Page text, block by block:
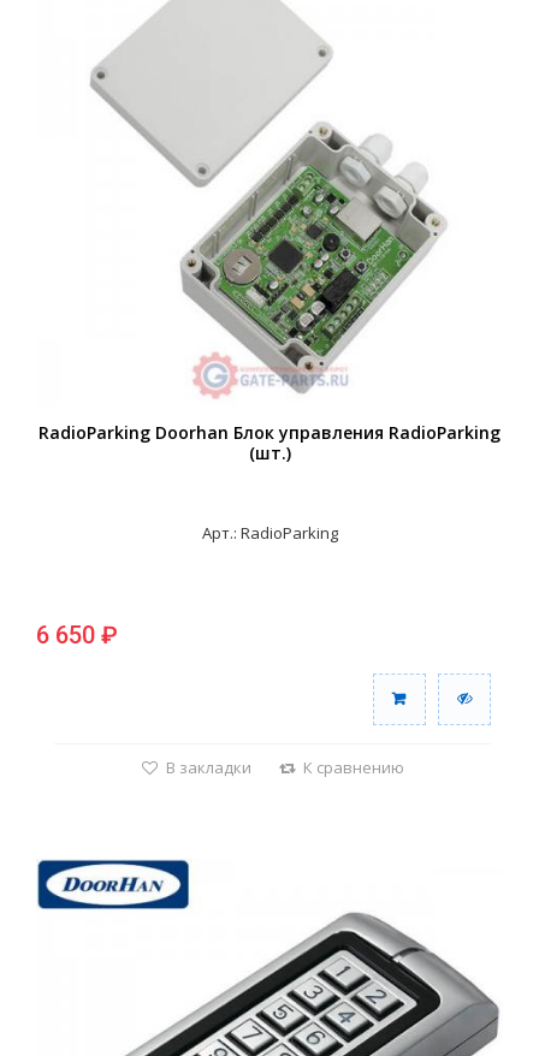
RadioParking Doorhan Блок управления RadioParking
(шт.)
Арт.: RadioParking
6 650 ₽
В закладки К сравнению